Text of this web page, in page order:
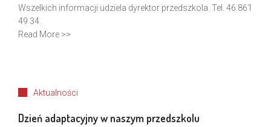
Wszelkich informacji udziela dyrektor przedszkola. Tel. 46 861
49 34.
Read More >>
Aktualności
Dzień adaptacyjny w naszym przedszkolu